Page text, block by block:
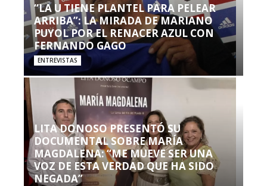
“LA U TIENE PLANTEL PARA PELEAR
ARRIBA”: LA MIRADA DE MARIANO
PUYOL POR EL RENACER AZUL CON
FERNANDO GAGO
ENTREVISTAS
LITA DONOSO PRESENTÓ SU
DOCUMENTAL SOBRE MARÍA
MAGDALENA: “ME MUEVE SER UNA
VOZ DE ESTA VERDAD QUE HA SIDO
NEGADA”